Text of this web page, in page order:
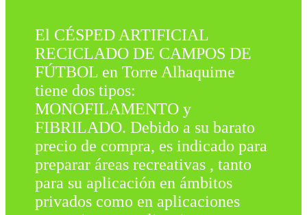
El CÉSPED ARTIFICIAL
RECICLADO DE CAMPOS DE
FÚTBOL en Torre Alhaquime
tiene dos tipos:
MONOFILAMENTO y
FIBRILADO. Debido a su barato
precio de compra, es indicado para
preparar áreas recreativas , tanto
para su aplicación en ámbitos
privados como en aplicaciones